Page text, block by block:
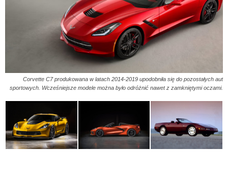
Corvette C7 produkowana w latach 2014-2019 upodobniła się do pozostałych aut
sportowych. Wcześniejsze modele można było odróżnić nawet z zamkniętymi oczami.